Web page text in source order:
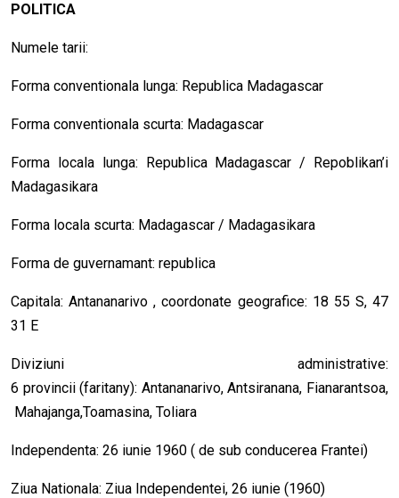
POLITICA
Numele tarii:
Forma conventionala lunga: Republica Madagascar
Forma conventionala scurta: Madagascar
Forma locala lunga: Republica Madagascar / Repoblikan’i
Madagasikara
Forma locala scurta: Madagascar / Madagasikara
Forma de guvernamant: republica
Capitala: Antananarivo , coordonate geografice: 18 55 S, 47
31 E
Diviziuni administrative:
6 provincii (faritany): Antananarivo, Antsiranana, Fianarantsoa,
Mahajanga,Toamasina, Toliara
Independenta: 26 iunie 1960 ( de sub conducerea Frantei)
Ziua Nationala: Ziua Independentei, 26 iunie (1960)